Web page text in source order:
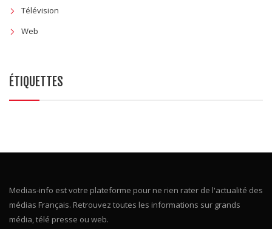
Télévision
Web
ÉTIQUETTES
Medias-info est votre plateforme pour ne rien rater de l'actualité des
médias Français. Retrouvez toutes les informations sur grands
média, télé presse ou web.